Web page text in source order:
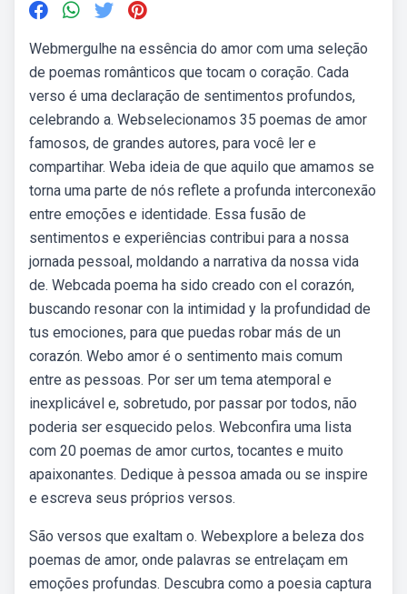
Webmergulhe na essência do amor com uma seleção
de poemas românticos que tocam o coração. Cada
verso é uma declaração de sentimentos profundos,
celebrando a. Webselecionamos 35 poemas de amor
famosos, de grandes autores, para você ler e
compartihar. Weba ideia de que aquilo que amamos se
torna uma parte de nós reflete a profunda interconexão
entre emoções e identidade. Essa fusão de
sentimentos e experiências contribui para a nossa
jornada pessoal, moldando a narrativa da nossa vida
de. Webcada poema ha sido creado con el corazón,
buscando resonar con la intimidad y la profundidad de
tus emociones, para que puedas robar más de un
corazón. Webo amor é o sentimento mais comum
entre as pessoas. Por ser um tema atemporal e
inexplicável e, sobretudo, por passar por todos, não
poderia ser esquecido pelos. Webconfira uma lista
com 20 poemas de amor curtos, tocantes e muito
apaixonantes. Dedique à pessoa amada ou se inspire
e escreva seus próprios versos.
São versos que exaltam o. Webexplore a beleza dos
poemas de amor, onde palavras se entrelaçam em
emoções profundas. Descubra como a poesia captura